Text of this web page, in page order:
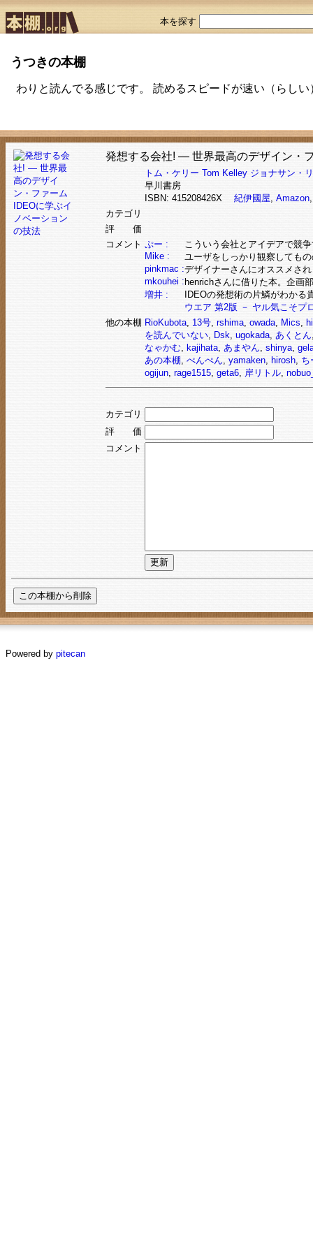
本を探す
うつきの本棚
わりと読んでる感じです。 読めるスピードが速い（らし
発想する会社! ― 世界最高のデザイン・
トム・ケリー Tom Kelley ジョナサン・
早川書房
ISBN: 415208426X 紀伊國屋, Amazon
カテゴリ
評 価
コメント ぷー :
こういう会社とアイデアで競
Mike :
ユーザをしっかり観察しても
pinkmac :デザイナーさんにオススメさ
mkouhei : henrichさんに借りた本。企画
増井 :
IDEOの発想術の片鱗がわか
ウエア 第2版 － ヤル気こそプ
他の本棚 RioKubota, 13号, rshima, owada, Mics,
を読んでいない, Dsk, ugokada, あくとん
なゃかむ, kajihata, あまやん, shinya,
あの本棚, ぺんぺん, yamaken, hirosh, ち
ogijun, rage1515, geta6, 岸リトル,
カテゴリ
評 価
コメント
Powered by pitecan